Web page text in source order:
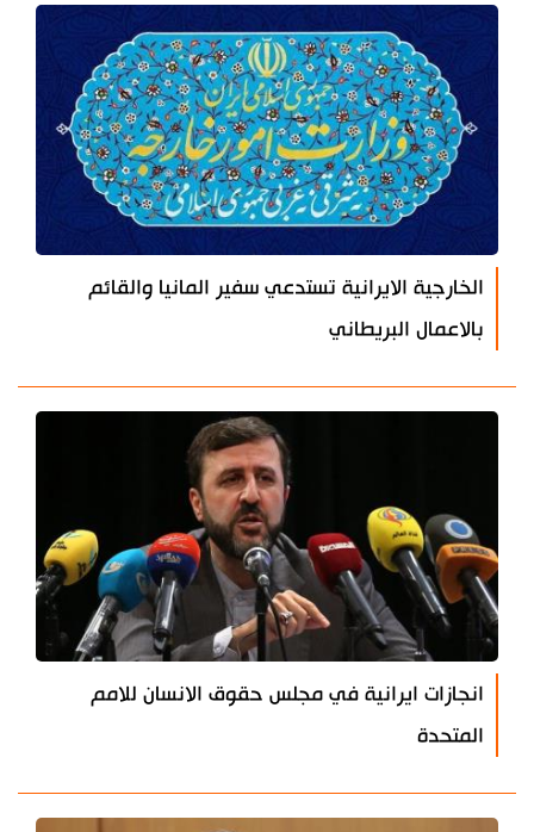
الخارجية الايرانية تستدعي سفير المانيا والقائم
بالاعمال البريطاني
انجازات ايرانية في مجلس حقوق الانسان للامم
المتحدة